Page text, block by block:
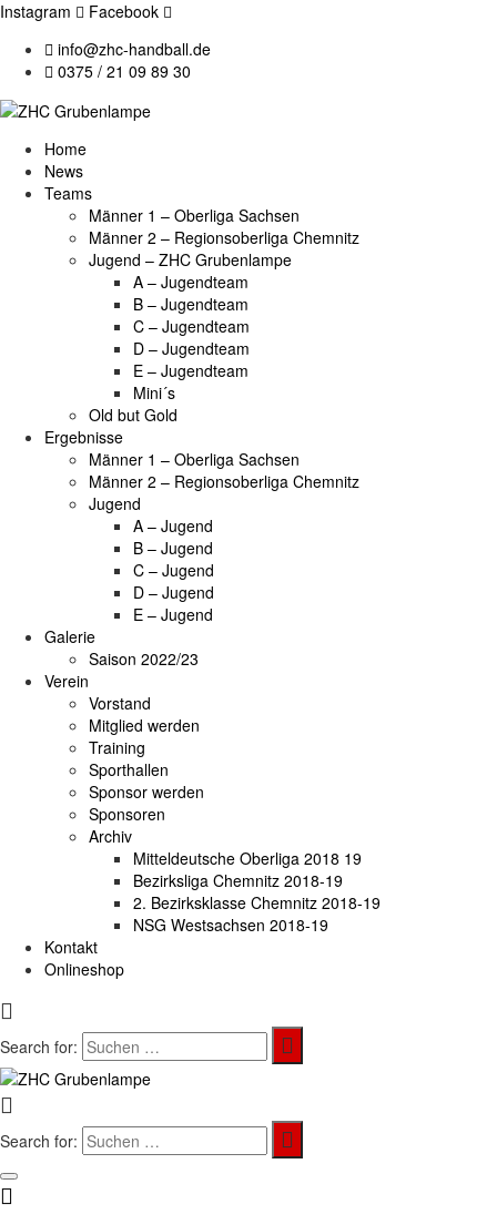
Instagram
Facebook
info@zhc-handball.de
0375 / 21 09 89 30
Home
News
Teams
Männer 1 – Oberliga Sachsen
Männer 2 – Regionsoberliga Chemnitz
Jugend – ZHC Grubenlampe
A – Jugendteam
B – Jugendteam
C – Jugendteam
D – Jugendteam
E – Jugendteam
Mini´s
Old but Gold
Ergebnisse
Männer 1 – Oberliga Sachsen
Männer 2 – Regionsoberliga Chemnitz
Jugend
A – Jugend
B – Jugend
C – Jugend
D – Jugend
E – Jugend
Galerie
Saison 2022/23
Verein
Vorstand
Mitglied werden
Training
Sporthallen
Sponsor werden
Sponsoren
Archiv
Mitteldeutsche Oberliga 2018 19
Bezirksliga Chemnitz 2018-19
2. Bezirksklasse Chemnitz 2018-19
NSG Westsachsen 2018-19
Kontakt
Onlineshop
Search for:
Search for: